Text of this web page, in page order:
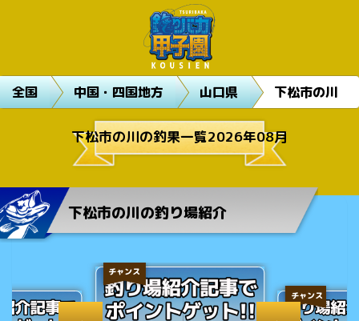
全国 中国・四国地方 山口県 下松市の川
下松市の川の釣果一覧2026年08月
下松市の川の釣り場紹介
チャンス
チャンス